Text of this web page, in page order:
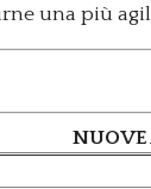
una più
NUOVE